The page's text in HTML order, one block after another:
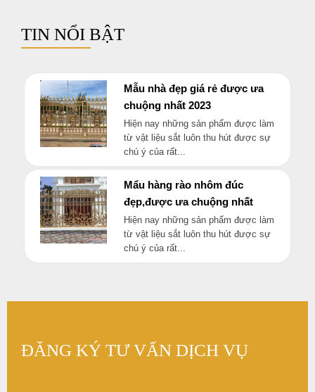
TIN NỔI BẬT
Mẫu nhà đẹp giá rẻ được ưa
chuộng nhất 2023
Hiện nay những sản phẩm được làm
từ vật liệu sắt luôn thu hút được sự
chú ý của rất...
Mẩu hàng rào nhôm đúc
đẹp,được ưa chuộng nhất
Hiện nay những sản phẩm được làm
từ vật liệu sắt luôn thu hút được sự
chú ý của rất...
ĐĂNG KÝ TƯ VẤN DỊCH VỤ